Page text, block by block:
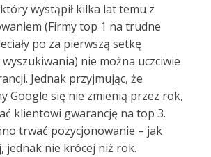
wystąpił kilka lat temu z
(Firmy top 1 na trudne
po za pierwszą setkę
nie można uczciwie
Jednak przyjmując, że
Google się nie zmienią przez rok,
klientowi gwarancję na top 3.
trwać pozycjonowanie – jak
jednak nie krócej niż rok.